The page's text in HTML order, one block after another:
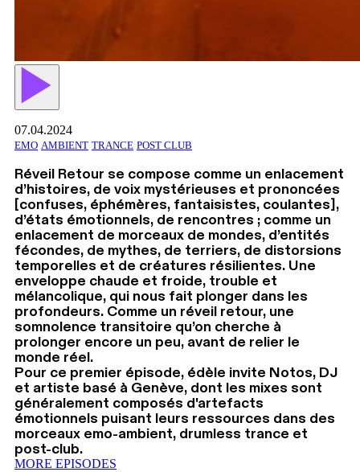
07.04.2024
EMO AMBIENT TRANCE POST CLUB
Réveil Retour se compose comme un enlacement
d’histoires, de voix mystérieuses et prononcées
[confuses, éphémères, fantaisistes, coulantes],
d’états émotionnels, de rencontres ; comme un
enlacement de morceaux de mondes, d’entités
fécondes, de mythes, de terriers, de distorsions
temporelles et de créatures résilientes. Une
enveloppe chaude et froide, trouble et
mélancolique, qui nous fait plonger dans les
profondeurs. Comme un réveil retour, une
somnolence transitoire qu’on cherche à
prolonger encore un peu, avant de relier le
monde réel.
Pour ce premier épisode, édèle invite Notos, DJ
et artiste basé à Genève, dont les mixes sont
généralement composés d'artefacts
émotionnels puisant leurs ressources dans des
morceaux emo-ambient, drumless trance et
post-club.
MORE EPISODES